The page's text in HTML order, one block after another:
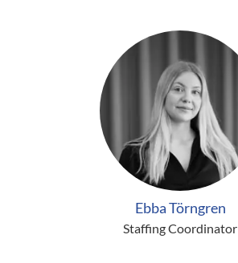
Ebba Törngren
Staffing Coordinator